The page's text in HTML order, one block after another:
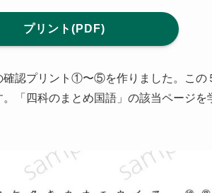
プリント(PDF)
認プリント①〜⑤を作りました。この
「四科のまとめ国語」の該当ページを